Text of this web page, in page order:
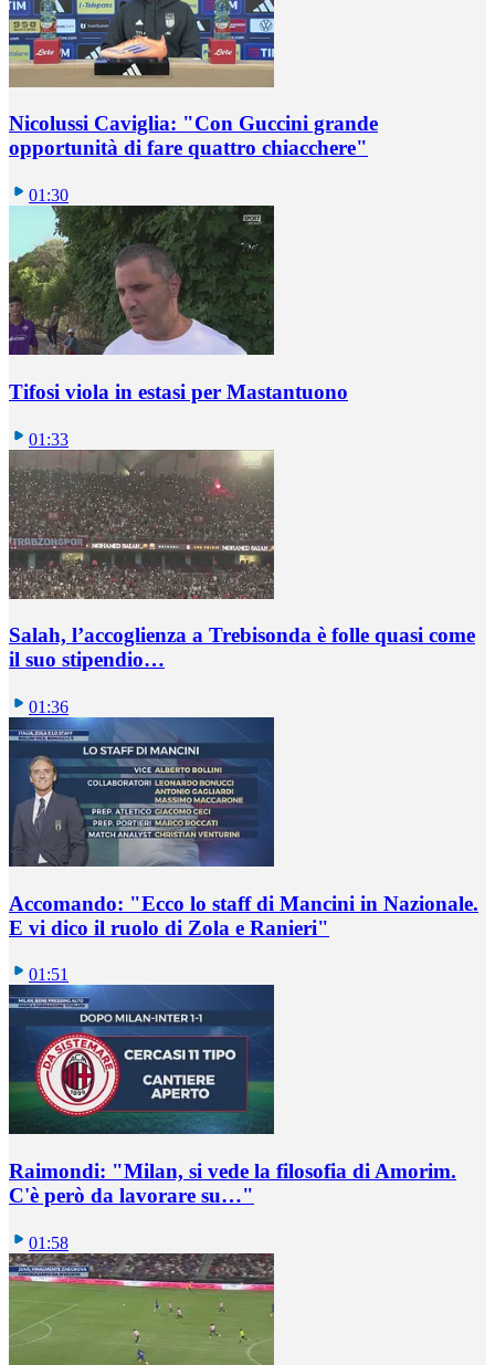
Nicolussi Caviglia: "Con Guccini grande
opportunità di fare quattro chiacchere"
01:30
Tifosi viola in estasi per Mastantuono
01:33
Salah, l’accoglienza a Trebisonda è folle quasi come
il suo stipendio…
01:36
Accomando: "Ecco lo staff di Mancini in Nazionale.
E vi dico il ruolo di Zola e Ranieri"
01:51
Raimondi: "Milan, si vede la filosofia di Amorim.
C'è però da lavorare su…"
01:58